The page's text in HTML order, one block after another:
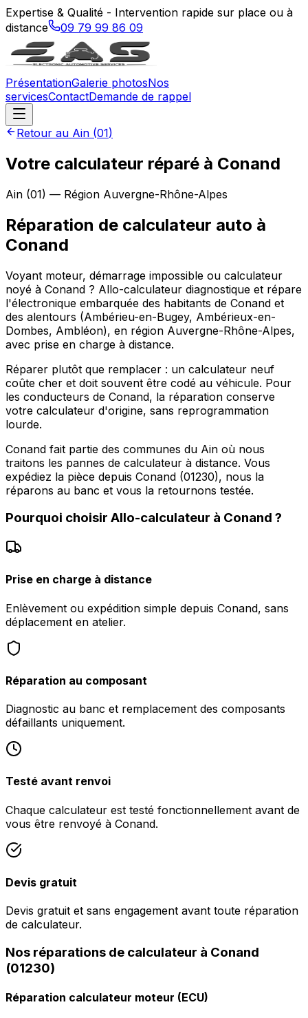
Expertise & Qualité - Intervention rapide sur place ou à
distance
09 79 99 86 09
PrésentationGalerie photosNos
servicesContactDemande de rappel
Retour au Ain (01)
Votre calculateur réparé à Conand
Ain (01) — Région Auvergne-Rhône-Alpes
Réparation de calculateur auto à
Conand
Voyant moteur, démarrage impossible ou calculateur
noyé à Conand ? Allo-calculateur diagnostique et répare
l'électronique embarquée des habitants de Conand et
des alentours (Ambérieu-en-Bugey, Ambérieux-en-
Dombes, Ambléon), en région Auvergne-Rhône-Alpes,
avec prise en charge à distance.
Réparer plutôt que remplacer : un calculateur neuf
coûte cher et doit souvent être codé au véhicule. Pour
les conducteurs de Conand, la réparation conserve
votre calculateur d'origine, sans reprogrammation
lourde.
Conand fait partie des communes du Ain où nous
traitons les pannes de calculateur à distance. Vous
expédiez la pièce depuis Conand (01230), nous la
réparons au banc et vous la retournons testée.
Pourquoi choisir Allo-calculateur à Conand ?
Prise en charge à distance
Enlèvement ou expédition simple depuis Conand, sans
déplacement en atelier.
Réparation au composant
Diagnostic au banc et remplacement des composants
défaillants uniquement.
Testé avant renvoi
Chaque calculateur est testé fonctionnellement avant de
vous être renvoyé à Conand.
Devis gratuit
Devis gratuit et sans engagement avant toute réparation
de calculateur.
Nos réparations de calculateur à Conand
(01230)
Réparation calculateur moteur (ECU)